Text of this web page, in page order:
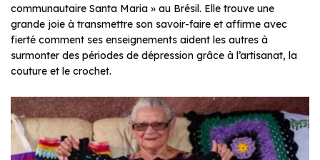
communautaire Santa Maria » au Brésil. Elle trouve une
grande joie à transmettre son savoir-faire et affirme avec
fierté comment ses enseignements aident les autres à
surmonter des périodes de dépression grâce à l’artisanat, la
couture et le crochet.